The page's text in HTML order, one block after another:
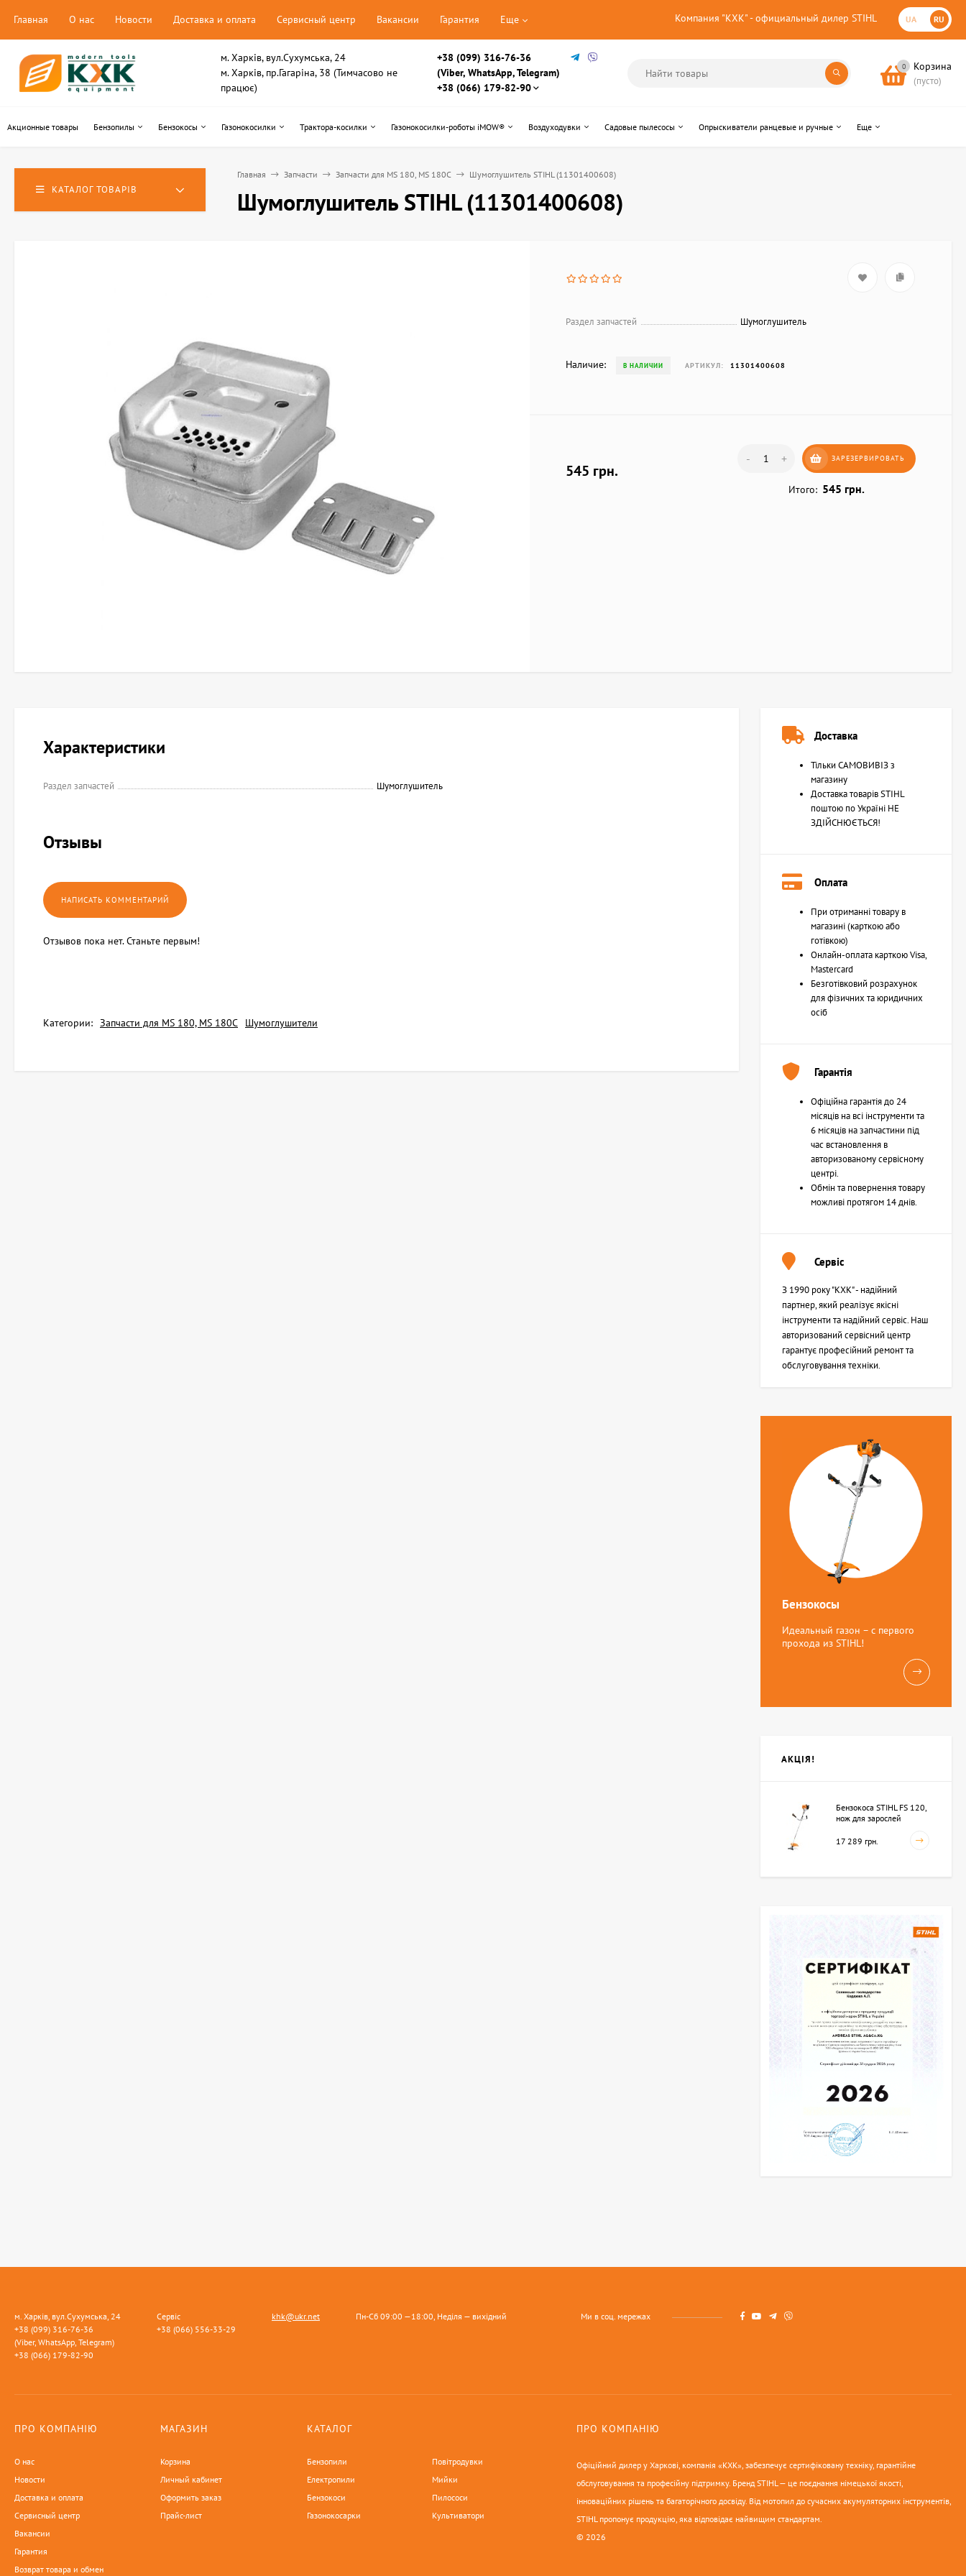
Компания "КХК" - официальный дилер STIHL UA RU
Главная О нас Новости Доставка и оплата Сервисный центр Вакансии Гарантия Еще
м. Харків, вул.Сухумська, 24
м. Харків, пр.Гагаріна, 38 (Тимчасово не
працює)
+38 (099) 316-76-36
(Viber, WhatsApp, Telegram)
+38 (066) 179-82-90
0 Корзина
(пусто)
Акционные товары Бензопилы Бензокосы Газонокосилки Трактора-косилки Газонокосилки-роботы iMOW® Воздуходувки Садовые пылесосы Опрыскиватели ранцевые и ручные Еще
КАТАЛОГ ТОВАРІВ
Главная Запчасти Запчасти для MS 180, MS 180C Шумоглушитель STIHL (11301400608)
Шумоглушитель STIHL (11301400608)
Раздел запчастей Шумоглушитель
Наличие: В НАЛИЧИИ АРТИКУЛ: 11301400608
545 грн.
- + ЗАРЕЗЕРВИРОВАТЬ
Итого: 545 грн.
Характеристики
Раздел запчастей Шумоглушитель
Отзывы
Отзывов пока нет. Станьте первым!
Категории: Запчасти для MS 180, MS 180C Шумоглушители
Доставка
Тільки САМОВИВІЗ з
магазину
Доставка товарів STIHL
поштою по Україні НЕ
ЗДІЙСНЮЄТЬСЯ!
Оплата
При отриманні товару в
магазині (карткою або
готівкою)
Онлайн-оплата карткою Visa,
Mastercard
Безготівковий розрахунок
для фізичних та юридичних
осіб
Гарантія
Офіційна гарантія до 24
місяців на всі інструменти та
6 місяців на запчастини під
час встановлення в
авторизованому сервісному
центрі.
Обмін та повернення товару
можливі протягом 14 днів.
Сервіс
З 1990 року "КХК" - надійний
партнер, який реалізує якісні
інструменти та надійний сервіс. Наш
авторизований сервісний центр
гарантує професійний ремонт та
обслуговування техніки.
Бензокосы
Идеальный газон – с первого
прохода из STIHL!
АКЦІЯ!
Бензокоса STIHL FS 120,
нож для зарослей
17 289 грн.
м. Харків, вул.Сухумська, 24
+38 (099) 316-76-36
(Viber, WhatsApp, Telegram)
+38 (066) 179-82-90
Сервіс
+38 (066) 556-33-29
khk@ukr.net Пн-Сб 09:00 —18:00, Неділя — вихідний Ми в соц. мережах
ПРО КОМПАНІЮ
О нас
Новости
Доставка и оплата
Сервисный центр
Вакансии
Гарантия
Возврат товара и обмен
МАГАЗИН
Корзина
Личный кабинет
Оформить заказ
Прайс-лист
КАТАЛОГ
Бензопили
Електропили
Бензокоси
Газонокосарки
Повітродувки
Мийки
Пилососи
Культиватори
ПРО КОМПАНІЮ
Офіційний дилер у Харкові, компанія «КХК», забезпечує сертифіковану техніку, гарантійне
обслуговування та професійну підтримку. Бренд STIHL — це поєднання німецької якості,
інноваційних рішень та багаторічного досвіду. Від мотопил до сучасних акумуляторних інструментів,
STIHL пропонує продукцію, яка відповідає найвищим стандартам.
© 2026